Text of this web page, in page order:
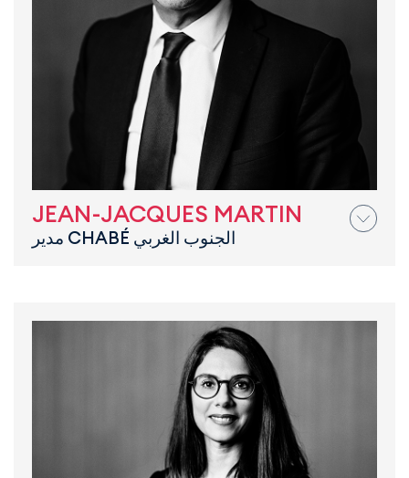
JEAN-JACQUES MARTIN
مدير CHABÉ الجنوب الغربي